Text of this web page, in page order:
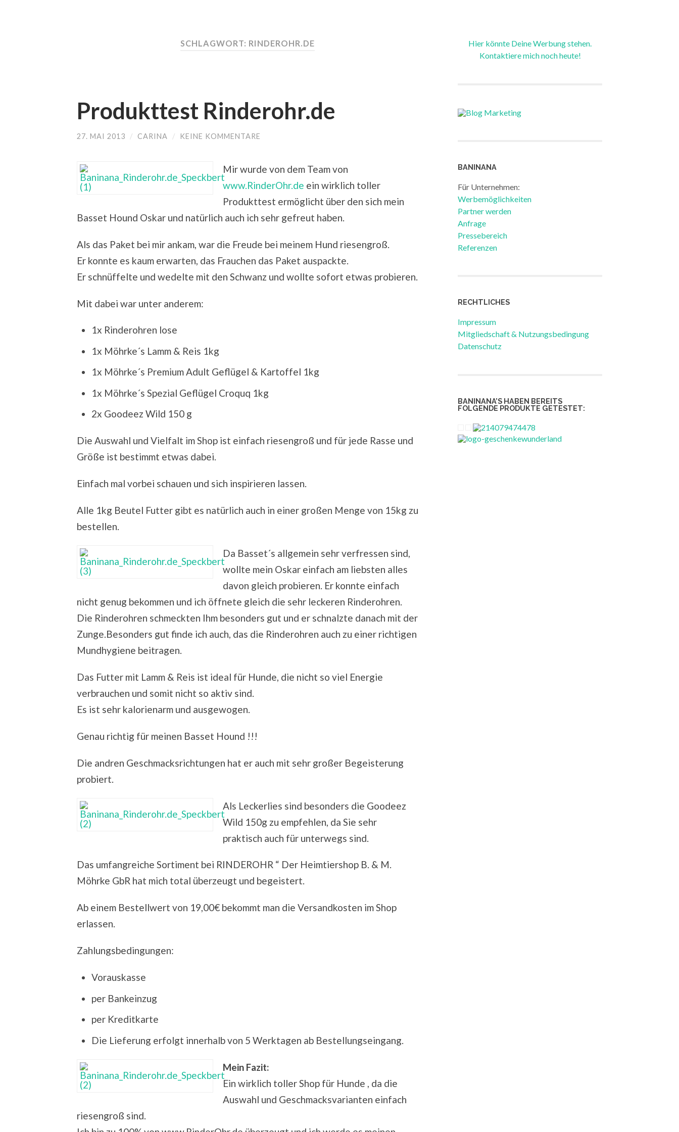
SCHLAGWORT: RINDEROHR.DE
Produkttest Rinderohr.de
27. MAI 2013 / CARINA / KEINE KOMMENTARE
Mir wurde von dem Team von
www.RinderOhr.de ein wirklich toller
Produkttest ermöglicht über den sich mein
Basset Hound Oskar und natürlich auch ich sehr gefreut haben.
Als das Paket bei mir ankam, war die Freude bei meinem Hund riesengroß.
Er konnte es kaum erwarten, das Frauchen das Paket auspackte.
Er schnüffelte und wedelte mit den Schwanz und wollte sofort etwas probieren.
Mit dabei war unter anderem:
1x Rinderohren lose
1x Möhrke´s Lamm & Reis 1kg
1x Möhrke´s Premium Adult Geflügel & Kartoffel 1kg
1x Möhrke´s Spezial Geflügel Croquq 1kg
2x Goodeez Wild 150 g
Die Auswahl und Vielfalt im Shop ist einfach riesengroß und für jede Rasse und
Größe ist bestimmt etwas dabei.
Einfach mal vorbei schauen und sich inspirieren lassen.
Alle 1kg Beutel Futter gibt es natürlich auch in einer großen Menge von 15kg zu
bestellen.
Da Basset´s allgemein sehr verfressen sind,
wollte mein Oskar einfach am liebsten alles
davon gleich probieren. Er konnte einfach
nicht genug bekommen und ich öffnete gleich die sehr leckeren Rinderohren.
Die Rinderohren schmeckten Ihm besonders gut und er schnalzte danach mit der
Zunge.Besonders gut finde ich auch, das die Rinderohren auch zu einer richtigen
Mundhygiene beitragen.
Das Futter mit Lamm & Reis ist ideal für Hunde, die nicht so viel Energie
verbrauchen und somit nicht so aktiv sind.
Es ist sehr kalorienarm und ausgewogen.
Genau richtig für meinen Basset Hound !!!
Die andren Geschmacksrichtungen hat er auch mit sehr großer Begeisterung
probiert.
Als Leckerlies sind besonders die Goodeez
Wild 150g zu empfehlen, da Sie sehr
praktisch auch für unterwegs sind.
Das umfangreiche Sortiment bei RINDEROHR “ Der Heimtiershop B. & M.
Möhrke GbR hat mich total überzeugt und begeistert.
Ab einem Bestellwert von 19,00€ bekommt man die Versandkosten im Shop
erlassen.
Zahlungsbedingungen:
Vorauskasse
per Bankeinzug
per Kreditkarte
Die Lieferung erfolgt innerhalb von 5 Werktagen ab Bestellungseingang.
Mein Fazit:
Ein wirklich toller Shop für Hunde , da die
Auswahl und Geschmacksvarianten einfach
riesengroß sind.
Hier könnte Deine Werbung stehen.
Kontaktiere mich noch heute!
BANINANA
Für Unternehmen:
Werbemöglichkeiten
Partner werden
Anfrage
Pressebereich
Referenzen
RECHTLICHES
Impressum
Mitgliedschaft & Nutzungsbedingung
Datenschutz
BANINANA’S HABEN BEREITS
FOLGENDE PRODUKTE GETESTET: